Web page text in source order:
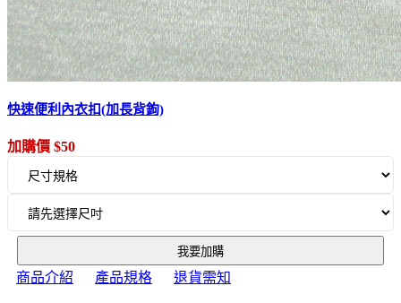
快速便利內衣扣(加長背鉤)
加購價 $50
我要加購
商品介紹 產品規格 退貨需知